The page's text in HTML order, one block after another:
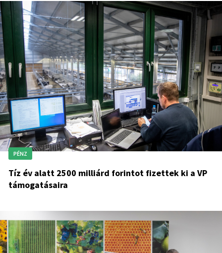
PÉNZ
Tíz év alatt 2500 milliárd forintot fizettek ki a VP
támogatásaira